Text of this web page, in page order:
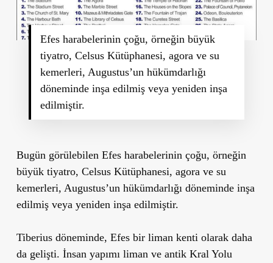
Efes harabelerinin çoğu, örneğin büyük
tiyatro, Celsus Kütüphanesi, agora ve su
kemerleri, Augustus’un hükümdarlığı
döneminde inşa edilmiş veya yeniden inşa
edilmiştir.
Bugün görülebilen Efes harabelerinin çoğu, örneğin
büyük tiyatro, Celsus Kütüphanesi, agora ve su
kemerleri, Augustus’un hükümdarlığı döneminde inşa
edilmiş veya yeniden inşa edilmiştir.
Tiberius döneminde, Efes bir liman kenti olarak daha
da gelişti. İnsan yapımı liman ve antik Kral Yolu